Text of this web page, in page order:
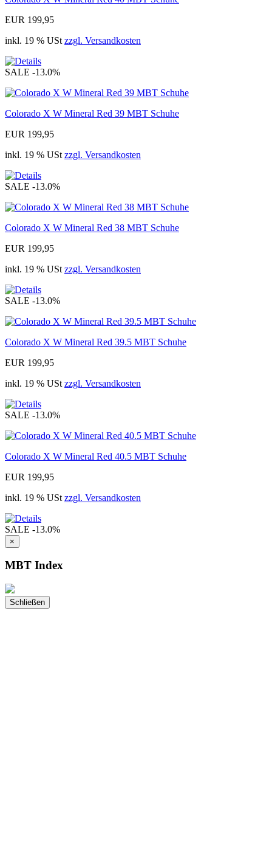
EUR 199,95
inkl. 19 % USt zzgl. Versandkosten
SALE -13.0%
Colorado X W Mineral Red 39 MBT Schuhe
EUR 199,95
inkl. 19 % USt zzgl. Versandkosten
SALE -13.0%
Colorado X W Mineral Red 38 MBT Schuhe
EUR 199,95
inkl. 19 % USt zzgl. Versandkosten
SALE -13.0%
Colorado X W Mineral Red 39.5 MBT Schuhe
EUR 199,95
inkl. 19 % USt zzgl. Versandkosten
SALE -13.0%
Colorado X W Mineral Red 40.5 MBT Schuhe
EUR 199,95
inkl. 19 % USt zzgl. Versandkosten
SALE -13.0%
×
MBT Index
Schließen